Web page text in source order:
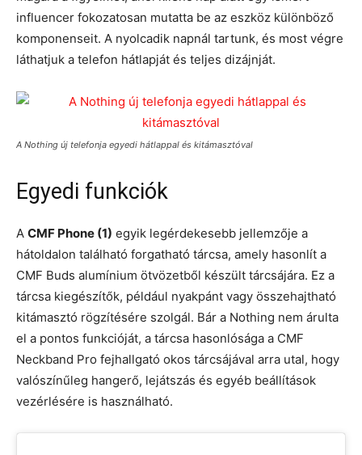
influencer fokozatosan mutatta be az eszköz különböző
komponenseit. A nyolcadik napnál tartunk, és most végre
láthatjuk a telefon hátlapját és teljes dizájnját.
A Nothing új telefonja egyedi hátlappal és kitámasztóval
Egyedi funkciók
A CMF Phone (1) egyik legérdekesebb jellemzője a
hátoldalon található forgatható tárcsa, amely hasonlít a
CMF Buds alumínium ötvözetből készült tárcsájára. Ez a
tárcsa kiegészítők, például nyakpánt vagy összehajtható
kitámasztó rögzítésére szolgál. Bár a Nothing nem árulta
el a pontos funkcióját, a tárcsa hasonlósága a CMF
Neckband Pro fejhallgató okos tárcsájával arra utal, hogy
valószínűleg hangerő, lejátszás és egyéb beállítások
vezérlésére is használható.